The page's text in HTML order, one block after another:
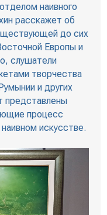
наивного
расскажет об
до сих
Европы и
слушатели
творчества
и других
представлены
процесс
искусстве.